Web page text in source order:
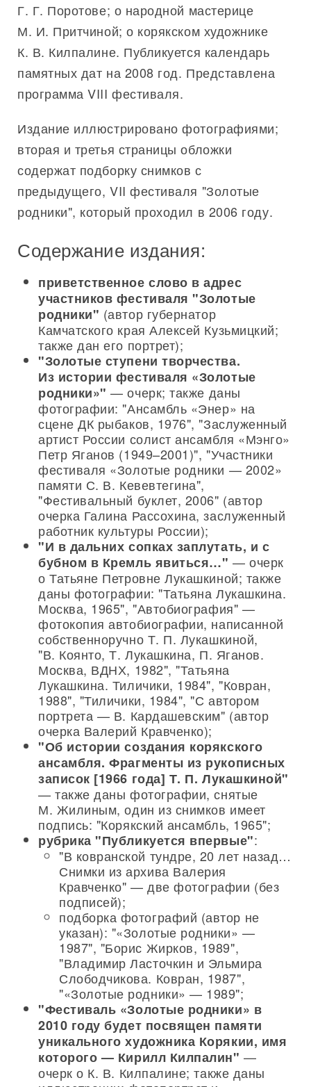
Г. Г. Поротове; о народной мастерице
М. И. Притчиной; о корякском художнике
К. В. Килпалине. Публикуется календарь
памятных дат на 2008 год. Представлена
программа VIII фестиваля.
Издание иллюстрировано фотографиями;
вторая и третья страницы обложки
содержат подборку снимков с
предыдущего, VII фестиваля "Золотые
родники", который проходил в 2006 году.
Содержание издания:
приветственное слово в адрес
участников фестиваля "Золотые
родники" (автор губернатор
Камчатского края Алексей Кузьмицкий;
также дан его портрет);
"Золотые ступени творчества.
Из истории фестиваля «Золотые
родники»" — очерк; также даны
фотографии: "Ансамбль «Энер» на
сцене ДК рыбаков, 1976", "Заслуженный
артист России солист ансамбля «Мэнго»
Петр Яганов (1949–2001)", "Участники
фестиваля «Золотые родники — 2002»
памяти С. В. Кевевтегина",
"Фестивальный буклет, 2006" (автор
очерка Галина Рассохина, заслуженный
работник культуры России);
"И в дальних сопках заплутать, и с
бубном в Кремль явиться…" — очерк
о Татьяне Петровне Лукашкиной; также
даны фотографии: "Татьяна Лукашкина.
Москва, 1965", "Автобиография" —
фотокопия автобиографии, написанной
собственноручно Т. П. Лукашкиной,
"В. Коянто, Т. Лукашкина, П. Яганов.
Москва, ВДНХ, 1982", "Татьяна
Лукашкина. Тиличики, 1984", "Ковран,
1988", "Тиличики, 1984", "С автором
портрета — В. Кардашевским" (автор
очерка Валерий Кравченко);
"Об истории создания корякского
ансамбля. Фрагменты из рукописных
записок [1966 года] Т. П. Лукашкиной"
— также даны фотографии, снятые
М. Жилиным, один из снимков имеет
подпись: "Корякский ансамбль, 1965";
рубрика "Публикуется впервые":
"В ковранской тундре, 20 лет назад…
Снимки из архива Валерия
Кравченко" — две фотографии (без
подписей);
подборка фотографий (автор не
указан): "«Золотые родники» —
1987", "Борис Жирков, 1989",
"Владимир Ласточкин и Эльмира
Слободчикова. Ковран, 1987",
"«Золотые родники» — 1989";
"Фестиваль «Золотые родники» в
2010 году будет посвящен памяти
уникального художника Корякии, имя
которого — Кирилл Килпалин" —
очерк о К. В. Килпалине; также даны